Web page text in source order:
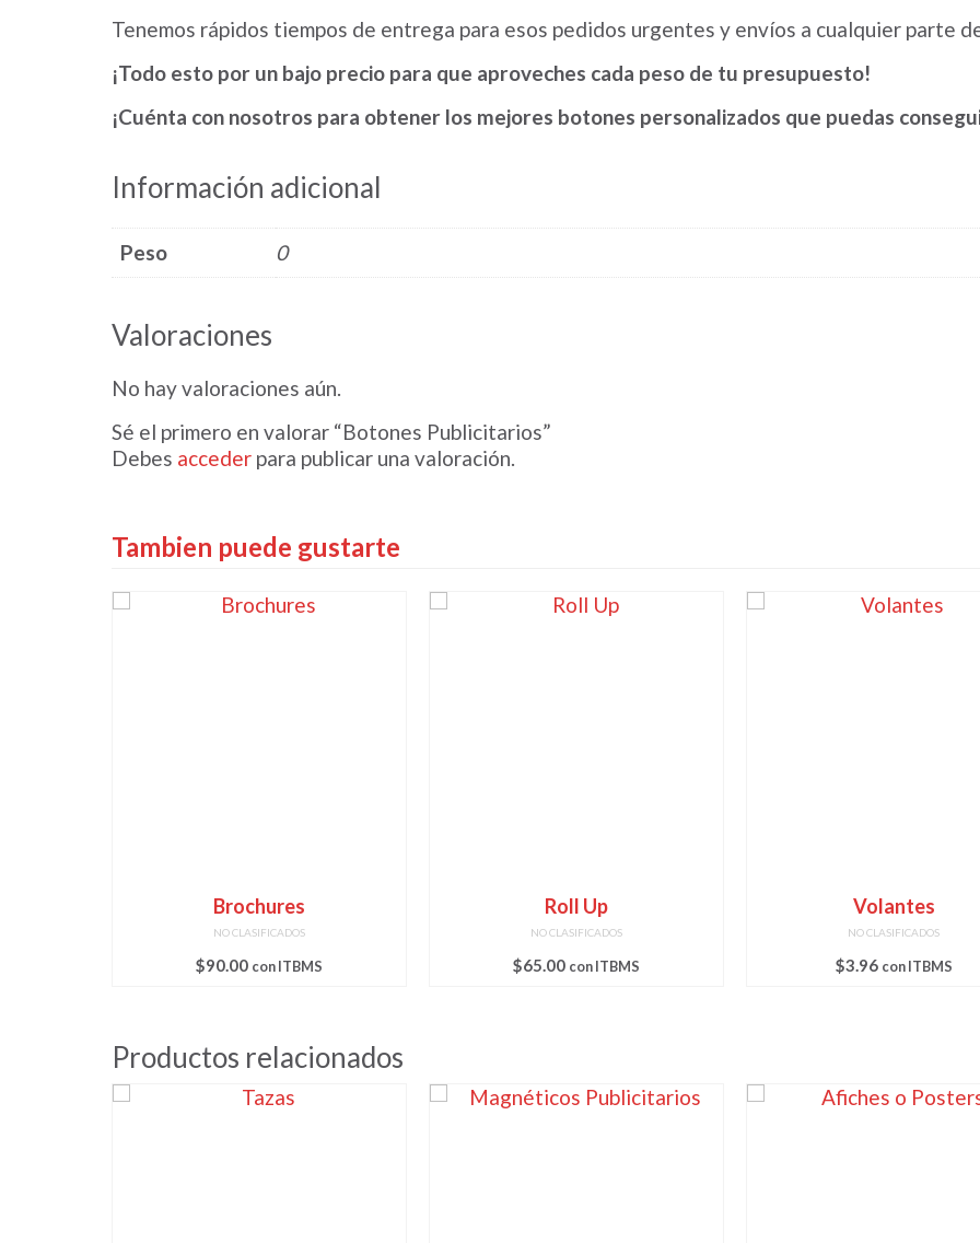
Tenemos rápidos tiempos de entrega para esos pedidos urgentes y envíos a cualquier parte
¡Todo esto por un bajo precio para que aproveches cada peso de tu presupuesto!
¡Cuénta con nosotros para obtener los mejores botones personalizados que puedas
Información adicional
Peso 0
Valoraciones
No hay valoraciones aún.
Sé el primero en valorar “Botones Publicitarios”
Debes acceder para publicar una valoración.
Tambien puede gustarte
Brochures
NO CLASIFICADOS
$90.00 con ITBMS
Roll Up
NO CLASIFICADOS
$65.00 con ITBMS
Volantes
NO CLASIFICADOS
$3.96 con ITBMS
Productos relacionados